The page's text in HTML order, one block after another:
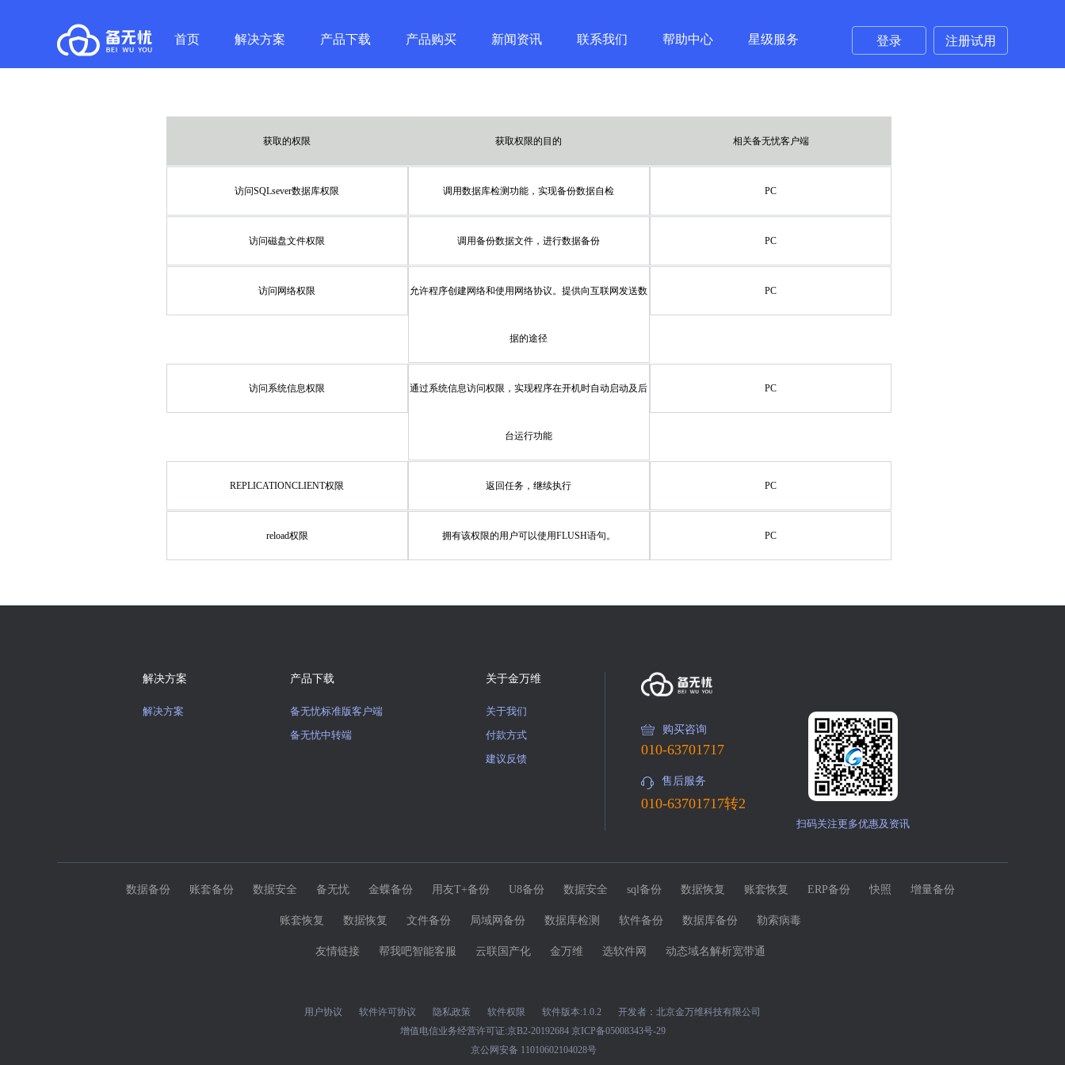
首页 解决方案 产品下载 产品购买 新闻资讯 联系我们 帮助中心 星级服务 登录 注册试用
获取的权限 获取权限的目的 相关备无忧客户端
访问SQLsever数据库权限 调用数据库检测功能，实现备份数据自检 PC
访问磁盘文件权限 调用备份数据文件，进行数据备份 PC
访问网络权限 允许程序创建网络和使用网络协议。提供向互联网发送数
据的途径
PC
访问系统信息权限 通过系统信息访问权限，实现程序在开机时自动启动及后
台运行功能
PC
REPLICATIONCLIENT权限 返回任务，继续执行 PC
reload权限 拥有该权限的用户可以使用FLUSH语句。 PC
解决方案
解决方案
产品下载
备无忧标准版客户端
备无忧中转端
关于金万维
关于我们
付款方式
建议反馈
购买咨询
010-63701717
售后服务
010-63701717转2
扫码关注更多优惠及资讯
数据备份 账套备份 数据安全 备无忧 金蝶备份 用友T+备份 U8备份 数据安全 sql备份 数据恢复 账套恢复 ERP备份 快照 增量备份
账套恢复 数据恢复 文件备份 局域网备份 数据库检测 软件备份 数据库备份 勒索病毒
友情链接 帮我吧智能客服 云联国产化 金万维 选软件网 动态域名解析宽带通
用户协议 软件许可协议 隐私政策 软件权限
软件版本:1.0.2 开发者：北京金万维科技有限公司
增值电信业务经营许可证:京B2-20192684 京ICP备05008343号-29
京公网安备 11010602104028号